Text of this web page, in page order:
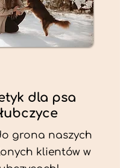
dla psa
grona naszych
klientów w